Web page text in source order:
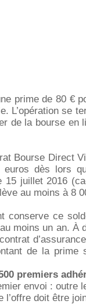
prime de 80 €
L’opération se
de la bourse en
Bourse Direct
euros dès lors
juillet 2016
au moins à 8
conserve ce
moins un an. À
de la prime
premiers
envoi : outre
doit être